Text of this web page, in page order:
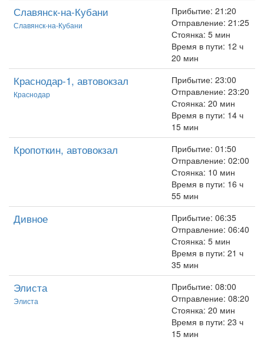
Славянск-на-Кубани
Славянск-на-Кубани
Прибытие: 21:20
Отправление: 21:25
Стоянка: 5 мин
Время в пути: 12 ч
20 мин
Краснодар-1, автовокзал
Краснодар
Прибытие: 23:00
Отправление: 23:20
Стоянка: 20 мин
Время в пути: 14 ч
15 мин
Кропоткин, автовокзал
Прибытие: 01:50
Отправление: 02:00
Стоянка: 10 мин
Время в пути: 16 ч
55 мин
Дивное
Прибытие: 06:35
Отправление: 06:40
Стоянка: 5 мин
Время в пути: 21 ч
35 мин
Элиста
Элиста
Прибытие: 08:00
Отправление: 08:20
Стоянка: 20 мин
Время в пути: 23 ч
15 мин